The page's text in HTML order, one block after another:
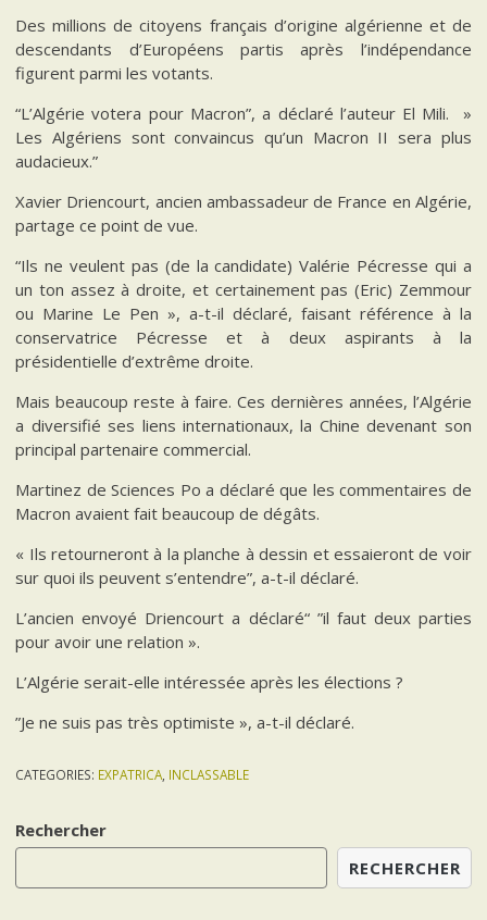
Des millions de citoyens français d’origine algérienne et de
descendants d’Européens partis après l’indépendance
figurent parmi les votants.
“L’Algérie votera pour Macron”, a déclaré l’auteur El Mili. »
Les Algériens sont convaincus qu’un Macron II sera plus
audacieux.”
Xavier Driencourt, ancien ambassadeur de France en Algérie,
partage ce point de vue.
“Ils ne veulent pas (de la candidate) Valérie Pécresse qui a
un ton assez à droite, et certainement pas (Eric) Zemmour
ou Marine Le Pen », a-t-il déclaré, faisant référence à la
conservatrice Pécresse et à deux aspirants à la
présidentielle d’extrême droite.
Mais beaucoup reste à faire. Ces dernières années, l’Algérie
a diversifié ses liens internationaux, la Chine devenant son
principal partenaire commercial.
Martinez de Sciences Po a déclaré que les commentaires de
Macron avaient fait beaucoup de dégâts.
« Ils retourneront à la planche à dessin et essaieront de voir
sur quoi ils peuvent s’entendre”, a-t-il déclaré.
L’ancien envoyé Driencourt a déclaré“ ”il faut deux parties
pour avoir une relation ».
L’Algérie serait-elle intéressée après les élections ?
”Je ne suis pas très optimiste », a-t-il déclaré.
CATEGORIES: EXPATRICA INCLASSABLE
Rechercher
RECHERCHER